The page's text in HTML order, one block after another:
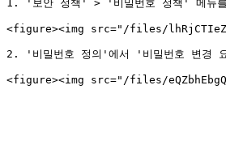
1. '보안 정책' > '비밀번호 정책' 메뉴
<figure><img src="/files/
2. '비밀번호 정의'에서 '비밀번호 변경